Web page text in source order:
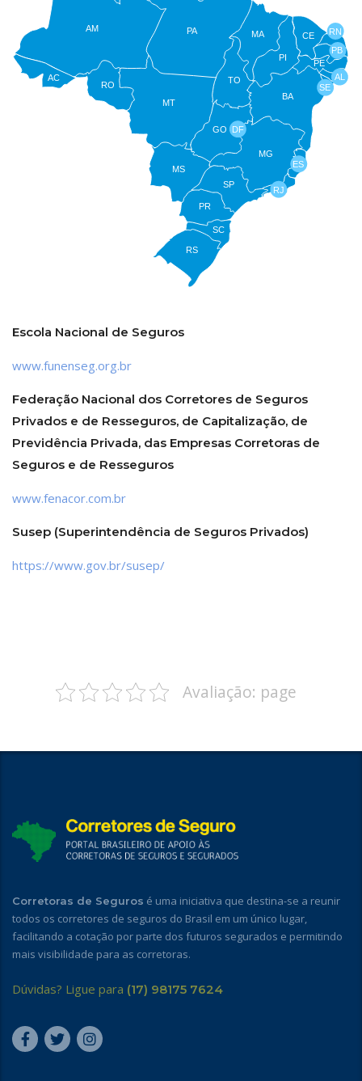
TO
BA
SE
PE
AL
RN
CE
PI
MA
PA
AM
AC
RO
MT
MS
GO
PR
SC
RS
SP
MG
RJ
ES
DF
PB
Escola Nacional de Seguros
www.funenseg.org.br
Federação Nacional dos Corretores de Seguros
Privados e de Resseguros, de Capitalização, de
Previdência Privada, das Empresas Corretoras de
Seguros e de Resseguros
www.fenacor.com.br
Susep (Superintendência de Seguros Privados)
https://www.gov.br/susep/
Avaliação: page
Corretoras de Seguros é uma iniciativa que destina-se a reunir
todos os corretores de seguros do Brasil em um único lugar,
facilitando a cotação por parte dos futuros segurados e permitindo
mais visibilidade para as corretoras.
Dúvidas? Ligue para (17) 98175 7624